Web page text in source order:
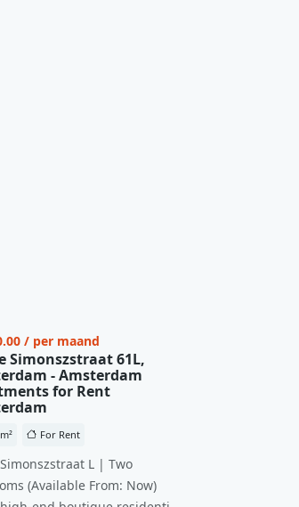
/ per maand
Simonszstraat 61L,
- Amsterdam
for Rent
For Rent
Simonszstraat L | Two
(Available From: Now)